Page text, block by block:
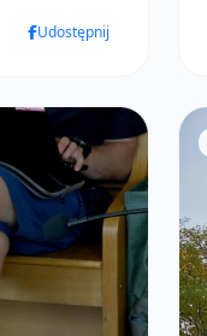
Udostępnij